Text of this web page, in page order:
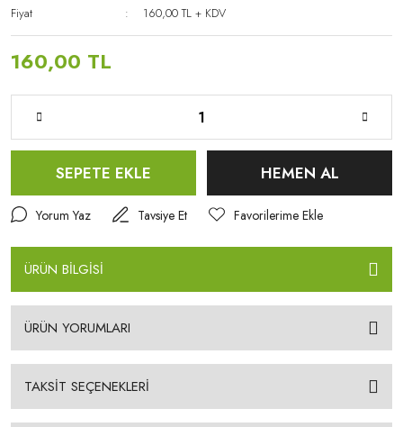
Fiyat
160,00 TL + KDV
160,00 TL
SEPETE EKLE HEMEN AL
Yorum Yaz Tavsiye Et
ÜRÜN BİLGİSİ
ÜRÜN YORUMLARI
TAKSİT SEÇENEKLERİ